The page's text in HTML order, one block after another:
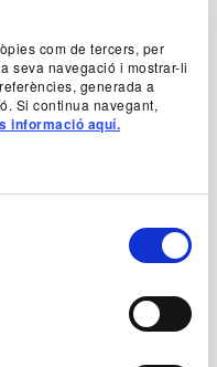
com de tercers, per
seva navegació i mostrar-li
generada a
Si continua navegant,
informació aquí.
el medi